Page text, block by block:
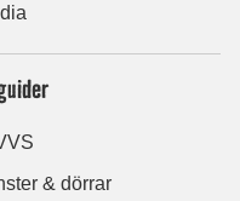
& dörrar